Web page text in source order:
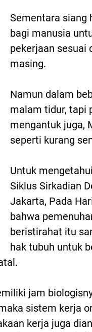
Sementara siang
bagi manusia
pekerjaan sesuai
masing.
Namun dalam
malam tidur, tapi
mengantuk juga,
seperti kurang
Untuk
Siklus Sirkadian
Jakarta, Pada
bahwa
beristirahat itu
hak tubuh untuk
jam
sistem kerja
kerja juga